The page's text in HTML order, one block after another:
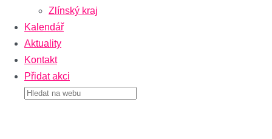
Zlínský kraj
Kalendář
Aktuality
Kontakt
Přidat akci